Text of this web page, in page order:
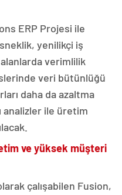
ERP Projesi ile
yenilikçi iş
verimlilik
veri bütünlüğü
daha da azaltma
analizler ile üretim
ve yüksek müşteri
çalışabilen Fusion,